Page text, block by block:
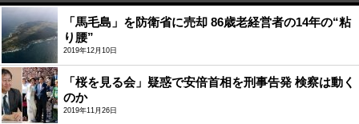
「馬毛島」を防衛省に売却 86歳老経営者の14年の“粘
り腰”
2019年12月10日
「桜を見る会」疑惑で安倍首相を刑事告発 検察は動く
のか
2019年11月26日